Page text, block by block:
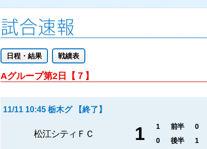
日程・結果 戦績表
Aグループ第2日【７】
11/11 10:45 栃木グ 【終了】
松江シティＦＣ 1 1 前半 0
0 後半
1